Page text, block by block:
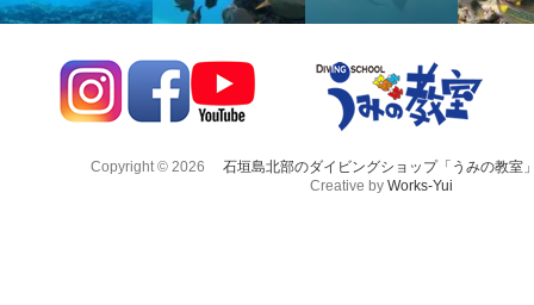
Copyright © 2026
石垣島北部のダイビングショップ「うみの教室
Creative by Works-Yui